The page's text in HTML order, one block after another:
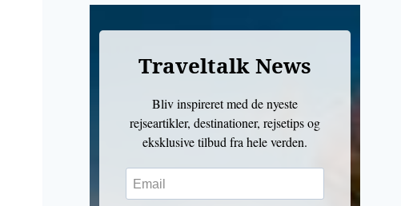
Traveltalk News
Bliv inspireret med de nyeste
rejseartikler, destinationer, rejsetips og
eksklusive tilbud fra hele verden.